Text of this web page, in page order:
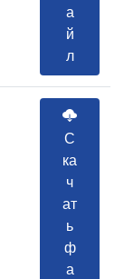
а
й
л
С
ка
ч
ат
ь
ф
а